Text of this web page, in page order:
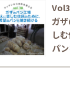
ガ
し
パ